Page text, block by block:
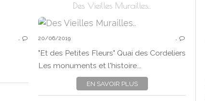
ÉTÉ
NATURE
CANON EOS 750D
…
Des Vieilles Murailles..
20/06/2019 …
"Et des Petites Fleurs" Quai des Cordeliers
Les monuments et l'histoire...
EN SAVOIR PLUS